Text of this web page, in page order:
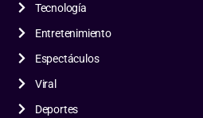
Tecnología
Entretenimiento
Espectáculos
Viral
Deportes